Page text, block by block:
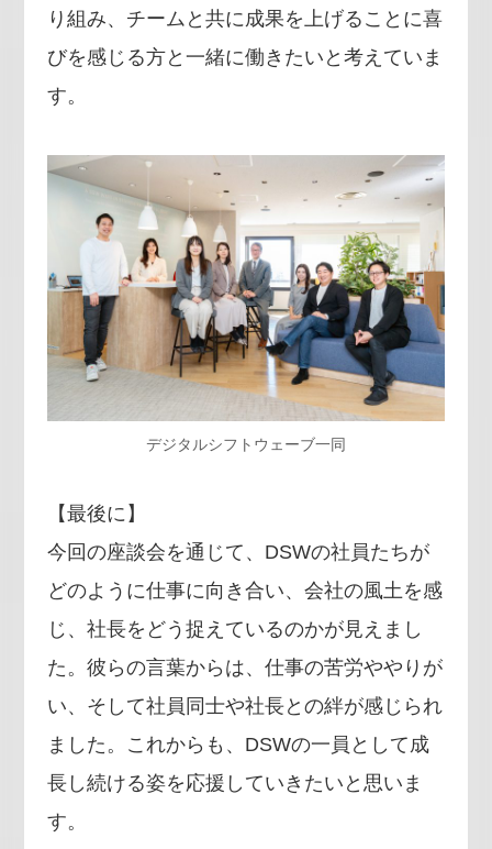
り組み、チームと共に成果を上げることに喜
びを感じる方と一緒に働きたいと考えていま
す。
デジタルシフトウェーブ一同
【最後に】
今回の座談会を通じて、DSWの社員たちが
どのように仕事に向き合い、会社の風土を感
じ、社長をどう捉えているのかが見えまし
た。彼らの言葉からは、仕事の苦労ややりが
い、そして社員同士や社長との絆が感じられ
ました。これからも、DSWの一員として成
長し続ける姿を応援していきたいと思いま
す。